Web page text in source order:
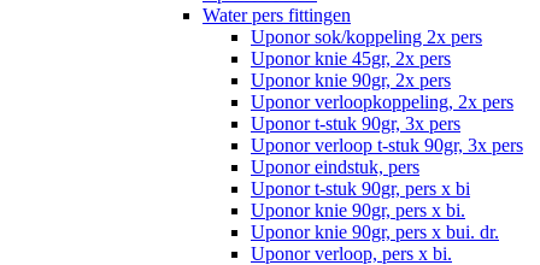
Water pers fittingen
Uponor sok/koppeling 2x pers
Uponor knie 45gr, 2x pers
Uponor knie 90gr, 2x pers
Uponor verloopkoppeling, 2x pers
Uponor t-stuk 90gr, 3x pers
Uponor verloop t-stuk 90gr, 3x pers
Uponor eindstuk, pers
Uponor t-stuk 90gr, pers x bi
Uponor knie 90gr, pers x bi.
Uponor knie 90gr, pers x bui. dr.
Uponor verloop, pers x bi.